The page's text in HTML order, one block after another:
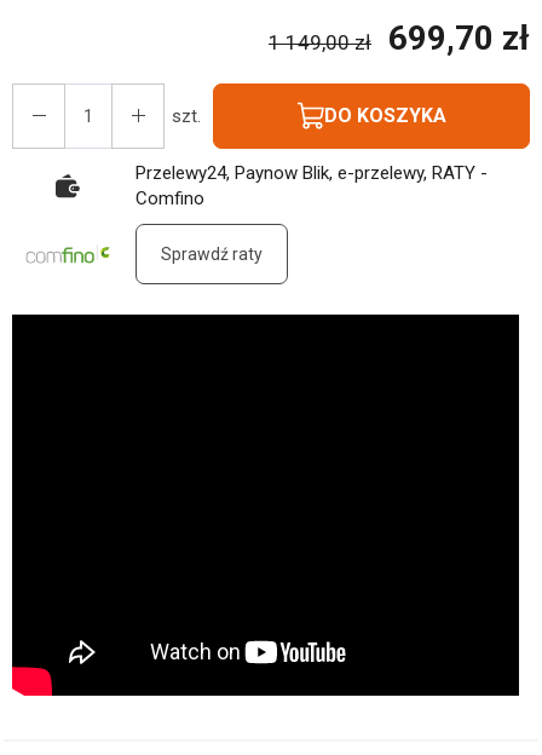
1 149,00 zł 699,70 zł
szt. DO KOSZYKA
Przelewy24, Paynow Blik, e-przelewy, RATY -
Comfino
Sprawdź raty